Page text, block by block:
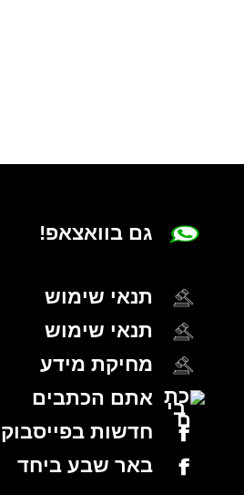
גם בוואצאפ!
תנאי שימוש
תנאי שימוש
מחיקת מידע
אתם הכתבים
חדשות בפייסבוק
באר שבע ביחד